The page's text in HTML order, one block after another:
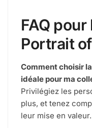
FAQ
Portrait
Comment choisir
idéale pour ma
Privilégiez les
plus, et tenez
leur mise en valeur.